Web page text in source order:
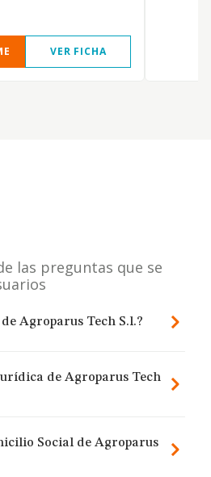
VER FICHA
las preguntas que se
Agroparus Tech S.l.?
de Agroparus Tech
Social de Agroparus